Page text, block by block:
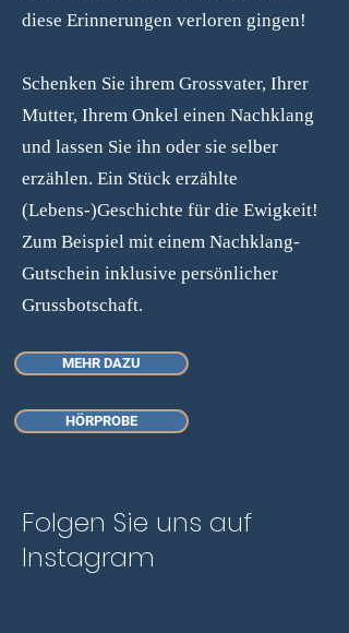
diese Erinnerungen verloren gingen!
Schenken Sie ihrem Grossvater, Ihrer
Mutter, Ihrem Onkel einen Nachklang
und lassen Sie ihn oder sie selber
erzählen. Ein Stück erzählte
(Lebens-)Geschichte für die Ewigkeit!​
Zum Beispiel mit einem Nachklang-
Gutschein inklusive persönlicher
Grussbotschaft.
MEHR DAZU
HÖRPROBE
Folgen Sie uns auf
Instagram